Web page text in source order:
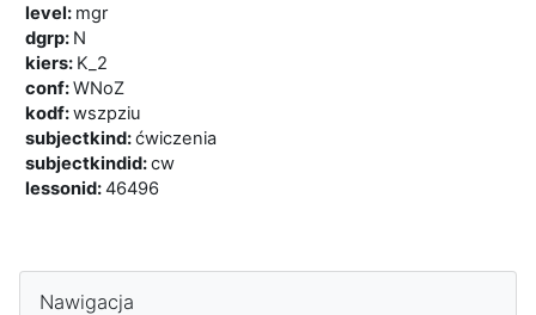
level: mgr
dgrp: N
kiers: K_2
conf:WNoZ
kodf:wszpziu
subjectkind:ćwiczenia
subjectkindid:cw
lessonid:46496
Bloki
Nawigacja